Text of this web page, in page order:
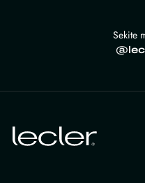
Sekite